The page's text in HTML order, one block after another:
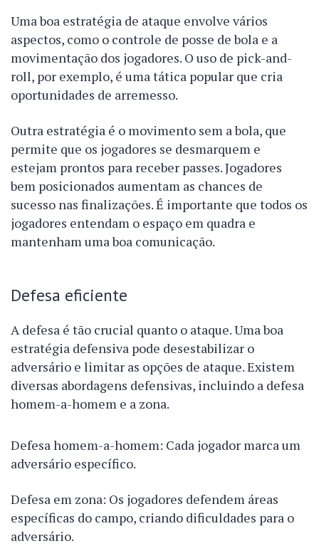
Uma boa estratégia de ataque envolve vários
aspectos, como o controle de posse de bola e a
movimentação dos jogadores. O uso de pick-and-
roll, por exemplo, é uma tática popular que cria
oportunidades de arremesso.
Outra estratégia é o movimento sem a bola, que
permite que os jogadores se desmarquem e
estejam prontos para receber passes. Jogadores
bem posicionados aumentam as chances de
sucesso nas finalizações. É importante que todos os
jogadores entendam o espaço em quadra e
mantenham uma boa comunicação.
Defesa eficiente
A defesa é tão crucial quanto o ataque. Uma boa
estratégia defensiva pode desestabilizar o
adversário e limitar as opções de ataque. Existem
diversas abordagens defensivas, incluindo a defesa
homem-a-homem e a zona.
Defesa homem-a-homem: Cada jogador marca um
adversário específico.
Defesa em zona: Os jogadores defendem áreas
específicas do campo, criando dificuldades para o
adversário.